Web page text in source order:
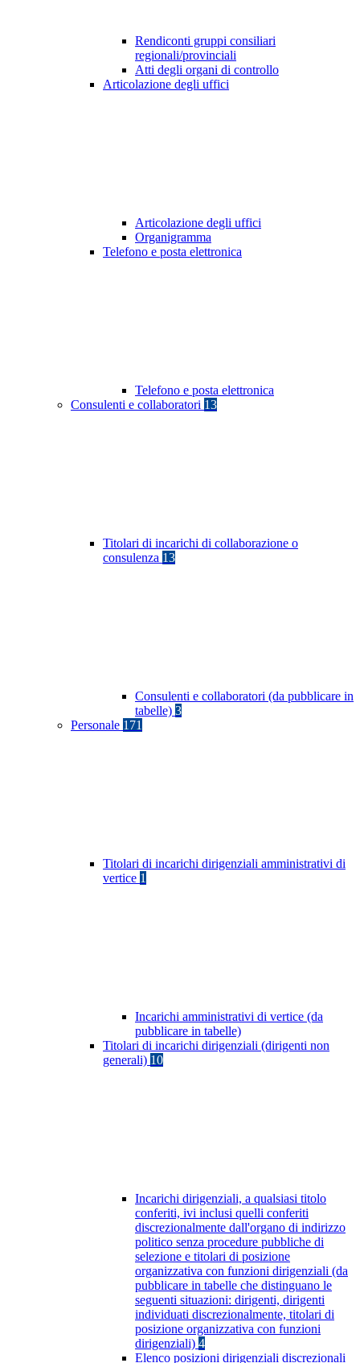
Rendiconti gruppi consiliari
regionali/provinciali
Atti degli organi di controllo
Articolazione degli uffici
Articolazione degli uffici
Organigramma
Telefono e posta elettronica
Telefono e posta elettronica
Consulenti e collaboratori 13
Titolari di incarichi di collaborazione o
consulenza 13
Consulenti e collaboratori (da pubblicare in
tabelle) 3
Personale 171
Titolari di incarichi dirigenziali amministrativi di
vertice 1
Incarichi amministrativi di vertice (da
pubblicare in tabelle)
Titolari di incarichi dirigenziali (dirigenti non
generali) 10
Incarichi dirigenziali, a qualsiasi titolo
conferiti, ivi inclusi quelli conferiti
discrezionalmente dall'organo di indirizzo
politico senza procedure pubbliche di
selezione e titolari di posizione
organizzativa con funzioni dirigenziali (da
pubblicare in tabelle che distinguano le
seguenti situazioni: dirigenti, dirigenti
individuati discrezionalmente, titolari di
posizione organizzativa con funzioni
dirigenziali) 4
Elenco posizioni dirigenziali discrezionali